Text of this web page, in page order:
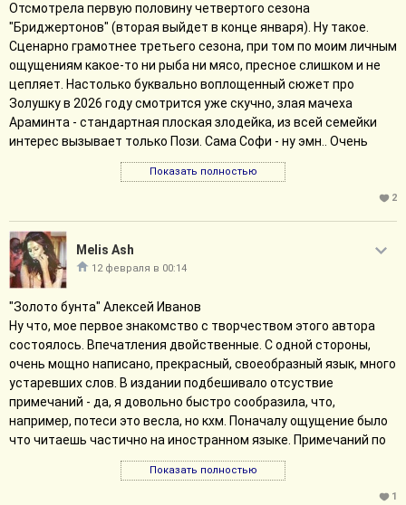
Отсмотрела первую половину четвертого сезона
"Бриджертонов" (вторая выйдет в конце января). Ну такое.
Сценарно грамотнее третьего сезона, при том по моим личным
ощущениям какое-то ни рыба ни мясо, пресное слишком и не
цепляет. Настолько буквально воплощенный сюжет про
Золушку в 2026 году смотрится уже скучно, злая мачеха
Араминта - стандартная плоская злодейка, из всей семейки
интерес вызывает только Пози. Сама Софи - ну эмн.. Очень
странное ощущение от актрисы. Играет вроде норм, при том у
меня постоянное ощущение мискаста, как будто актриса мимо
жанра и романтическая мелодрама ей не подходит. Я бы Йерин
не в томные охи вздохи друг по другу. Ну и огромный минус
сезона для меня в выборе мужика, на которого натянули
подобный сюжет. Бенедикт по сюжету товарищ очень
вольного сексуального поведения, любитель покутить.
Поверить в то, что он возьмет и бросит все и станет верным
мужем довольно сложно. Я бы скорее поверила в открытый
брак с дамой похожих взглядов. Как я поняла, характер
Бенедикта в сравнении с книгами поменяли, может поэтому
такая нестыковка.
Порадовала ветка про Элис Мондрич, с Пенелопой,
вынужденной поневоле плясать под дудку королевы тоже
забавно.
С Франческой, чую, намутят ерунду, но про это вообще не
хочется много писать.
Показать полностью
2
Melis Ash
12 февраля в 00:14
"Золото бунта" Алексей Иванов
Ну что, мое первое знакомство с творчеством этого автора
состоялось. Впечатления двойственные. С одной стороны,
очень мощно написано, прекрасный, своеобразный язык, много
устаревших слов. В издании подбешивало отсуствие
примечаний - да, я довольно быстро сообразила, что,
например, потеси это весла, но кхм. Поначалу ощущение было
что читаешь частично на иностранном языке. Примечаний по
поводу религиозной матчасти тоже нет, а они бы не помешали.
Да, автор многое прописал в тексте и все же.
Сюжет. Это такой "Остров сокровищ" на Урале, вместо моря
Показать полностью
1